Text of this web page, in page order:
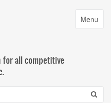
Toggle
Menu
for all competitive